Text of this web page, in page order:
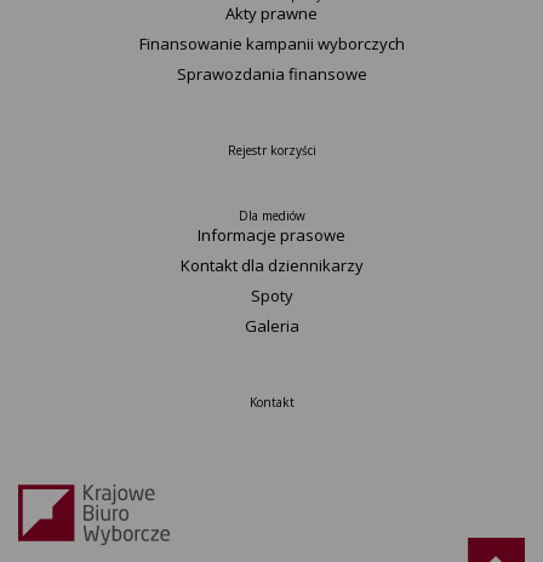
Akty prawne
Finansowanie kampanii wyborczych
Sprawozdania finansowe
Rejestr korzyści
Dla mediów
Informacje prasowe
Kontakt dla dziennikarzy
Spoty
Galeria
Kontakt